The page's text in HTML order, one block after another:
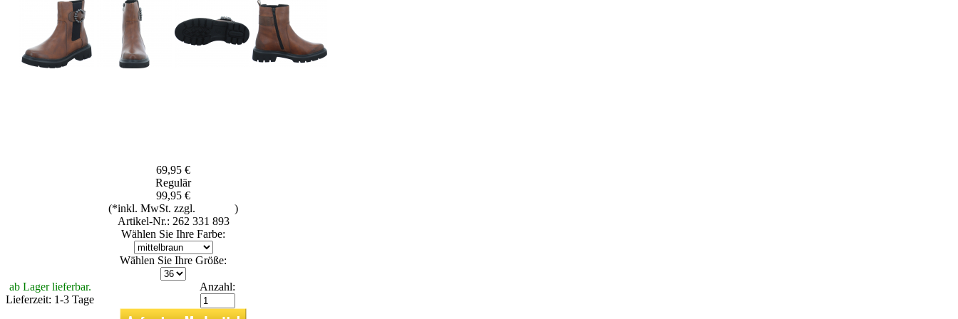
69,95 €
Regulär
99,95 €
(*inkl. MwSt. zzgl.
)
Artikel-Nr.: 262 331 893
Wählen Sie Ihre Farbe:
Wählen Sie Ihre Größe:
ab Lager lieferbar.
Lieferzeit: 1-3 Tage
Anzahl: